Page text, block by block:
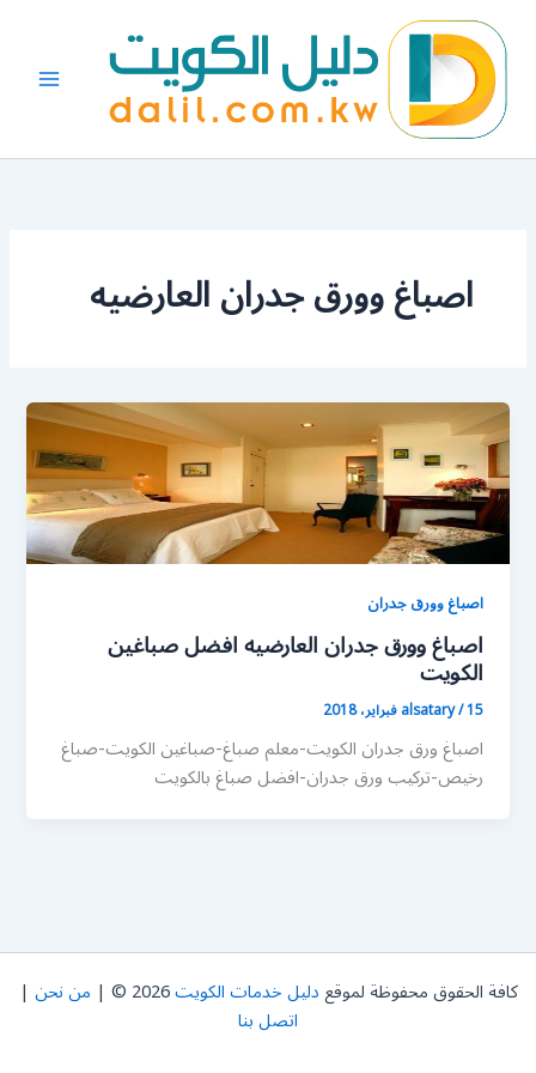
المحتوى
اصباغ وورق جدران العارضيه
اصباغ وورق جدران
اصباغ وورق جدران العارضيه افضل صباغين
الكويت
alsatary/15 فبراير، 2018
اصباغ ورق جدران الكويت-معلم صباغ-صباغين الكويت-صباغ
رخيص-تركيب ورق جدران-افضل صباغ بالكويت
كافة الحقوق محفوظة لموقعدليل خدمات الكويت2026 © | من نحن |
اتصل بنا